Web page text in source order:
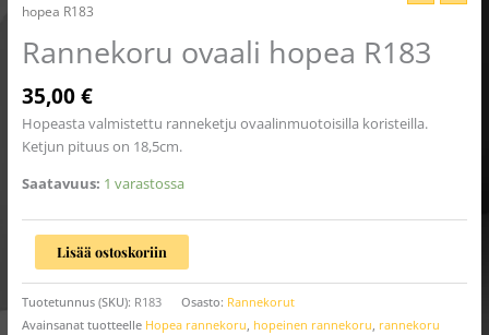
hopea R183
Rannekoru ovaali hopea R183
35,00€
Hopeasta valmistettu ranneketju ovaalinmuotoisilla koristeilla.
Ketjun pituus on 18,5cm.
Saatavuus: 1 varastossa
Lisää ostoskoriin
Tuotetunnus (SKU): R183 Osasto: Rannekorut
Avainsanat tuotteelle Hopea rannekoru, hopeinen rannekoru, rannekoru